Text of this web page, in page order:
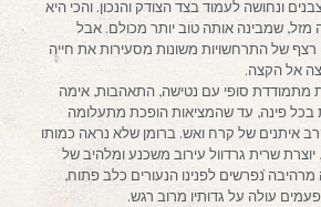
ונחושה לעמוד בצד הצודק והנכון. והכי היא
שמבינה אותה טוב יותר מכולם. אבל
של התרחשויות משונות מסעירות את חייה
אל הקצה.
מתמודדת סופי עם נטישה, התאהבות, אימה
בכל פינה, עד שהמציאות הופכת מתעלומה
איתנים של קרח ואש. ברומן שלא נראה כמותו
שרית גרדוול עירוב משכנע ומלהיב של
מרהיבה נפרשים לפנינו הנעורים כלב פתוח,
עולה על גדותיו מרוב רגש.